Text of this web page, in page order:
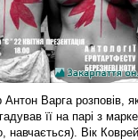
Антон Варга розповів,
її на парі з
навчається). Вік